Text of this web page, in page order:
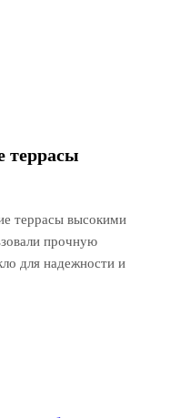
террасы
террасы высокими
прочную
для надежности и